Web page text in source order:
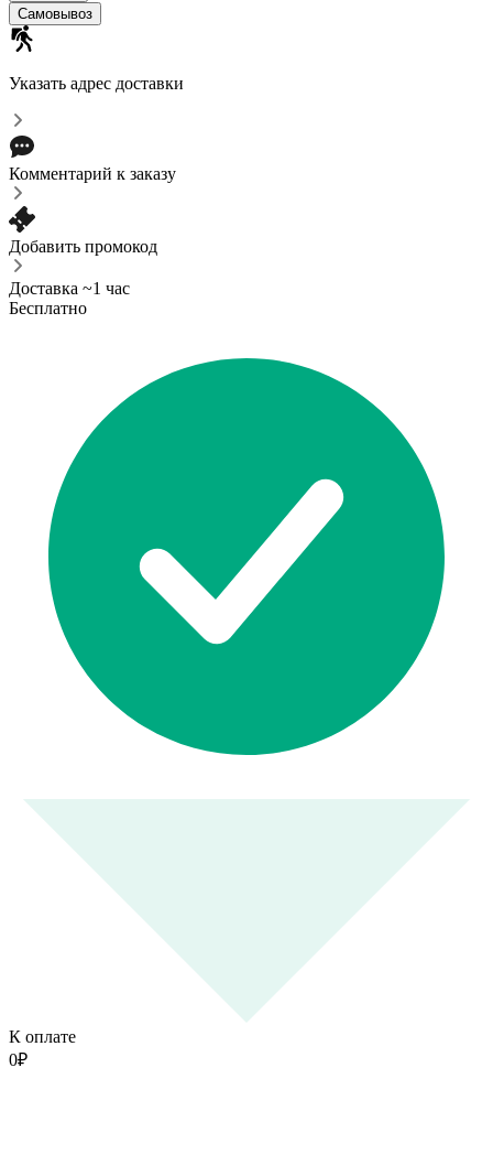
Самовывоз
Указать адрес доставки
Комментарий к заказу
Добавить промокод
Доставка ~1 час
Бесплатно
К оплате
0₽